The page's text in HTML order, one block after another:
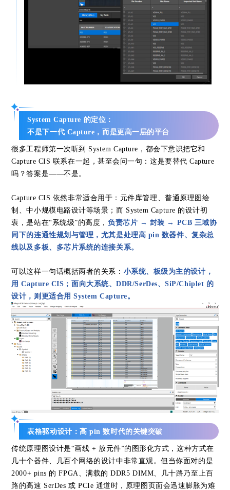
System Capture 的定位：
不是下一代 Capture，而是更高一层的平台
很多工程师第一次听到 System Capture，都会下意识把它和
Capture CIS 联系在一起，甚至会问一句：这是要替代 Capture
吗？答案是——不是。
Capture CIS 依然非常适合用于：元件库管理、普通原理图绘
制、中小规模电路设计等场景；而 System Capture 的设计初
衷，是站在“系统级”的高度，负责芯片 → 封装 → PCB 三域协
同下的连通性规划与管理，尤其是处理高 pin 数器件、复杂总
线以及多板、多芯片系统的连接关系。
可以这样一句话概括两者的关系： 小系统、板级为主的设计，
用 Capture CIS；面向大系统、DDR/SerDes、SiP/Chiplet 的
设计，则更适合用 System Capture。
表格驱动设计：高 pin 数时代的关键突破
传统原理图设计是“画线 + 放元件”的图形化方式，这种方式在
几十个器件、几百个网络的设计中非常直观。但当你面对的是
2000+ pins 的 FPGA、满载的 DDR5 DIMM、几十路乃至上百
路的高速 SerDes 或 PCIe 通道时，原理图页面会迅速膨胀为难